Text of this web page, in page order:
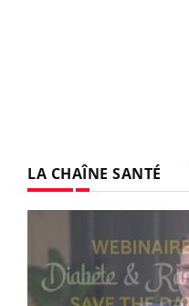
LA CHAÎNE SANTÉ